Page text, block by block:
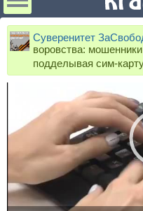
Суверенитет
воровства:
подделывая сим-